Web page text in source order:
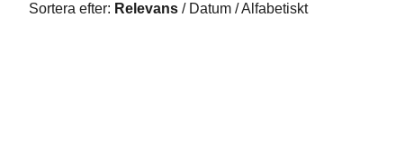
Sortera efter: Relevans / Datum /Alfabetiskt